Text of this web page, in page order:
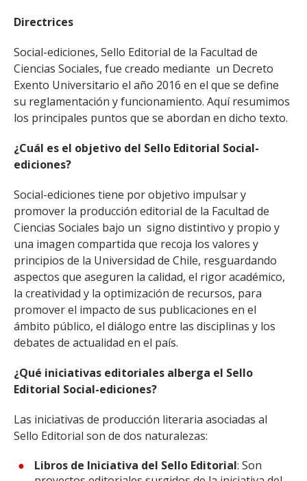
Directrices
Social-ediciones, Sello Editorial de la Facultad de
Ciencias Sociales, fue creado mediante un Decreto
Exento Universitario el año 2016 en el que se define
su reglamentación y funcionamiento. Aquí resumimos
los principales puntos que se abordan en dicho texto.
¿Cuál es el objetivo del Sello Editorial Social-
ediciones?
Social-ediciones tiene por objetivo impulsar y
promover la producción editorial de la Facultad de
Ciencias Sociales bajo un signo distintivo y propio y
una imagen compartida que recoja los valores y
principios de la Universidad de Chile, resguardando
aspectos que aseguren la calidad, el rigor académico,
la creatividad y la optimización de recursos, para
promover el impacto de sus publicaciones en el
ámbito público, el diálogo entre las disciplinas y los
debates de actualidad en el país.
¿Qué iniciativas editoriales alberga el Sello
Editorial Social-ediciones?
Las iniciativas de producción literaria asociadas al
Sello Editorial son de dos naturalezas:
Libros de Iniciativa del Sello Editorial: Son